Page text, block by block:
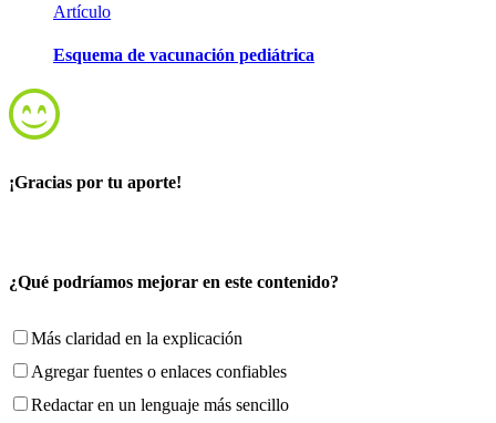
Artículo
Esquema de vacunación pediátrica
¡Gracias por tu aporte!
¿Qué podríamos mejorar en este contenido?
Más claridad en la explicación
Agregar fuentes o enlaces confiables
Redactar en un lenguaje más sencillo